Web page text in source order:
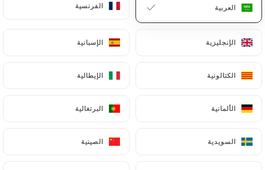
القائمة
العربية الفرنسية
الإنجليزية الإسبانية
الكتالونية الإيطالية
الألمانية البرتغالية
السويدية الصينية
الصفحة الرئيسية
العربية الفرنسية
الإنجليزية الإسبانية
الكتالونية الإيطالية
الألمانية البرتغالية
السويدية الصينية